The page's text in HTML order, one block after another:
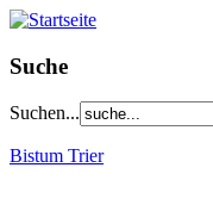
Suche
Suchen...
Bistum Trier